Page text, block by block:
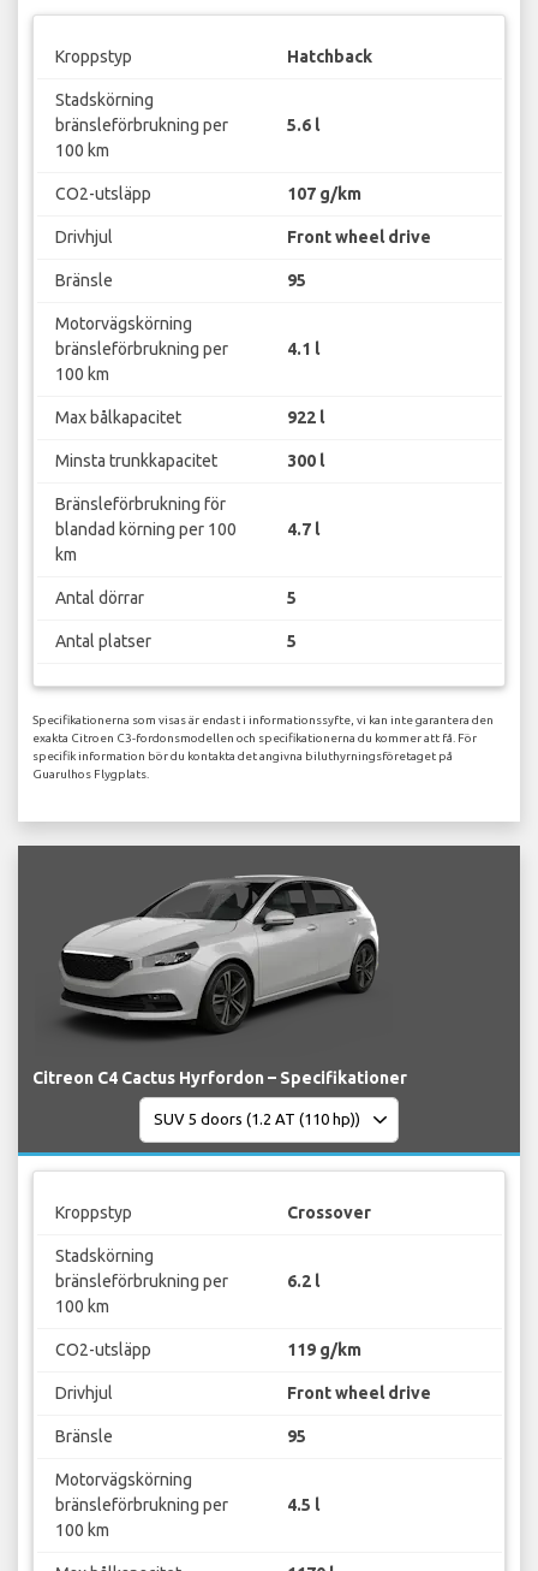
Kroppstyp Hatchback
Stadskörning
bränsleförbrukning per
100 km
5.6 l
CO2-utsläpp 107 g/km
Drivhjul Front wheel drive
Bränsle 95
Motorvägskörning
bränsleförbrukning per
100 km
4.1 l
Max bålkapacitet 922 l
Minsta trunkkapacitet 300 l
Bränsleförbrukning för
blandad körning per 100
km
4.7 l
Antal dörrar 5
Antal platser 5
Specifikationerna som visas är endast i informationssyfte, vi kan inte garantera den
exakta Citroen C3-fordonsmodellen och specifikationerna du kommer att få. För
specifik information bör du kontakta det angivna biluthyrningsföretaget på
Guarulhos Flygplats.
Citreon C4 Cactus Hyrfordon – Specifikationer
Kroppstyp Crossover
Stadskörning
bränsleförbrukning per
100 km
6.2 l
CO2-utsläpp 119 g/km
Drivhjul Front wheel drive
Bränsle 95
Motorvägskörning
bränsleförbrukning per
100 km
4.5 l